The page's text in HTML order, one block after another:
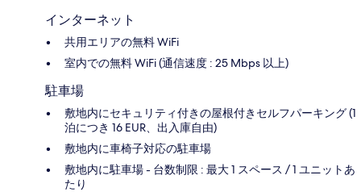
インターネット
共用エリアの無料 WiFi
室内での無料 WiFi (通信速度 : 25 Mbps 以上)
駐車場
敷地内にセキュリティ付きの屋根付きセルフパーキング (1
泊につき 16 EUR、出入庫自由)
敷地内に車椅子対応の駐車場
敷地内に駐車場 - 台数制限 : 最大 1 スペース / 1 ユニットあ
たり